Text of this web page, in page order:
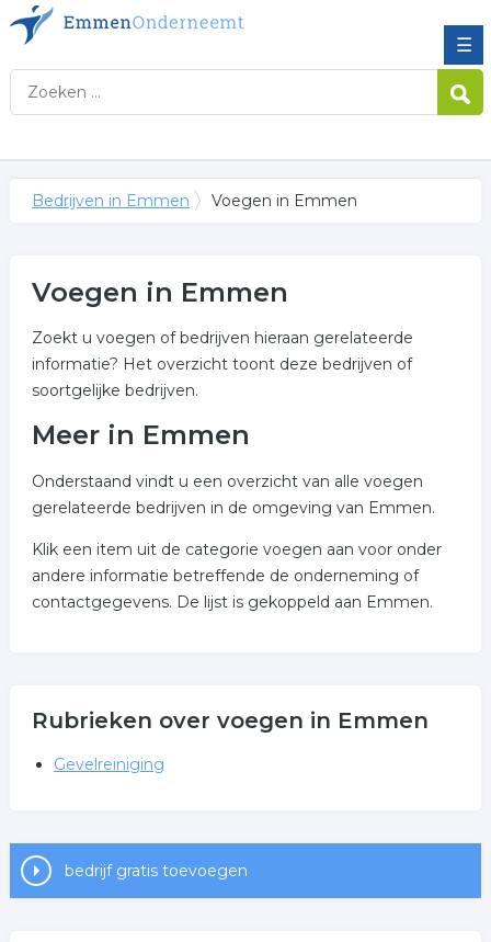
☰
Bedrijven in Emmen Voegen in Emmen
Voegen in Emmen
Zoekt u voegen of bedrijven hieraan gerelateerde
informatie? Het overzicht toont deze bedrijven of
soortgelijke bedrijven.
Meer in Emmen
Onderstaand vindt u een overzicht van alle voegen
gerelateerde bedrijven in de omgeving van Emmen.
Klik een item uit de categorie voegen aan voor onder
andere informatie betreffende de onderneming of
contactgegevens. De lijst is gekoppeld aan Emmen.
Rubrieken over voegen in Emmen
Gevelreiniging
bedrijf gratis toevoegen